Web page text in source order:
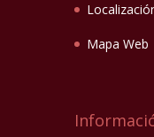
Mapa Web